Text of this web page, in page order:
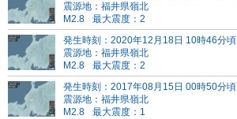
震源地：福井県嶺北
M2.8
最大震度：2
発生時刻：2020年12月18日 10時46分頃
震源地：福井県嶺北
M2.8
最大震度：2
発生時刻：2017年08月15日 00時50分頃
震源地：福井県嶺北
M2.8
最大震度：1